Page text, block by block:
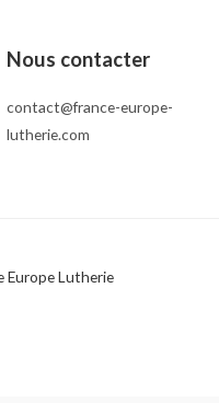
Nous contacter
contact@france-europe-
lutherie.com
Europe Lutherie